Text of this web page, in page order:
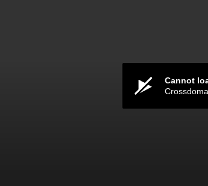
Cannot